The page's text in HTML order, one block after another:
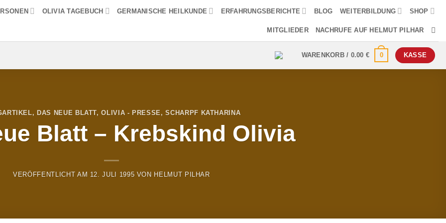
OLIVIA TAGEBUCH GERMANISCHE HEILKUNDE ERFAHRUNGSBERICHTE BLOG WEITERBILDUNG SHOP
MITGLIEDER NACHRUFE AUF HELMUT PILHAR
WARENKORB / 0.00 € 0 KASSE
, DAS NEUE BLATT,OLIVIA - PRESSE ,SCHARPF KATHARINA
Blatt – Krebskind Olivia
VERÖFFENTLICHT AM 12. JULI 1995 VON HELMUT PILHAR